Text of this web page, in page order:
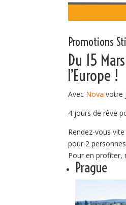
Promotions
Du 15
l’Europe !
Avec Nova votre
4 jours de rêve
Rendez-vous
pour 2
Pour en profiter,
Prague